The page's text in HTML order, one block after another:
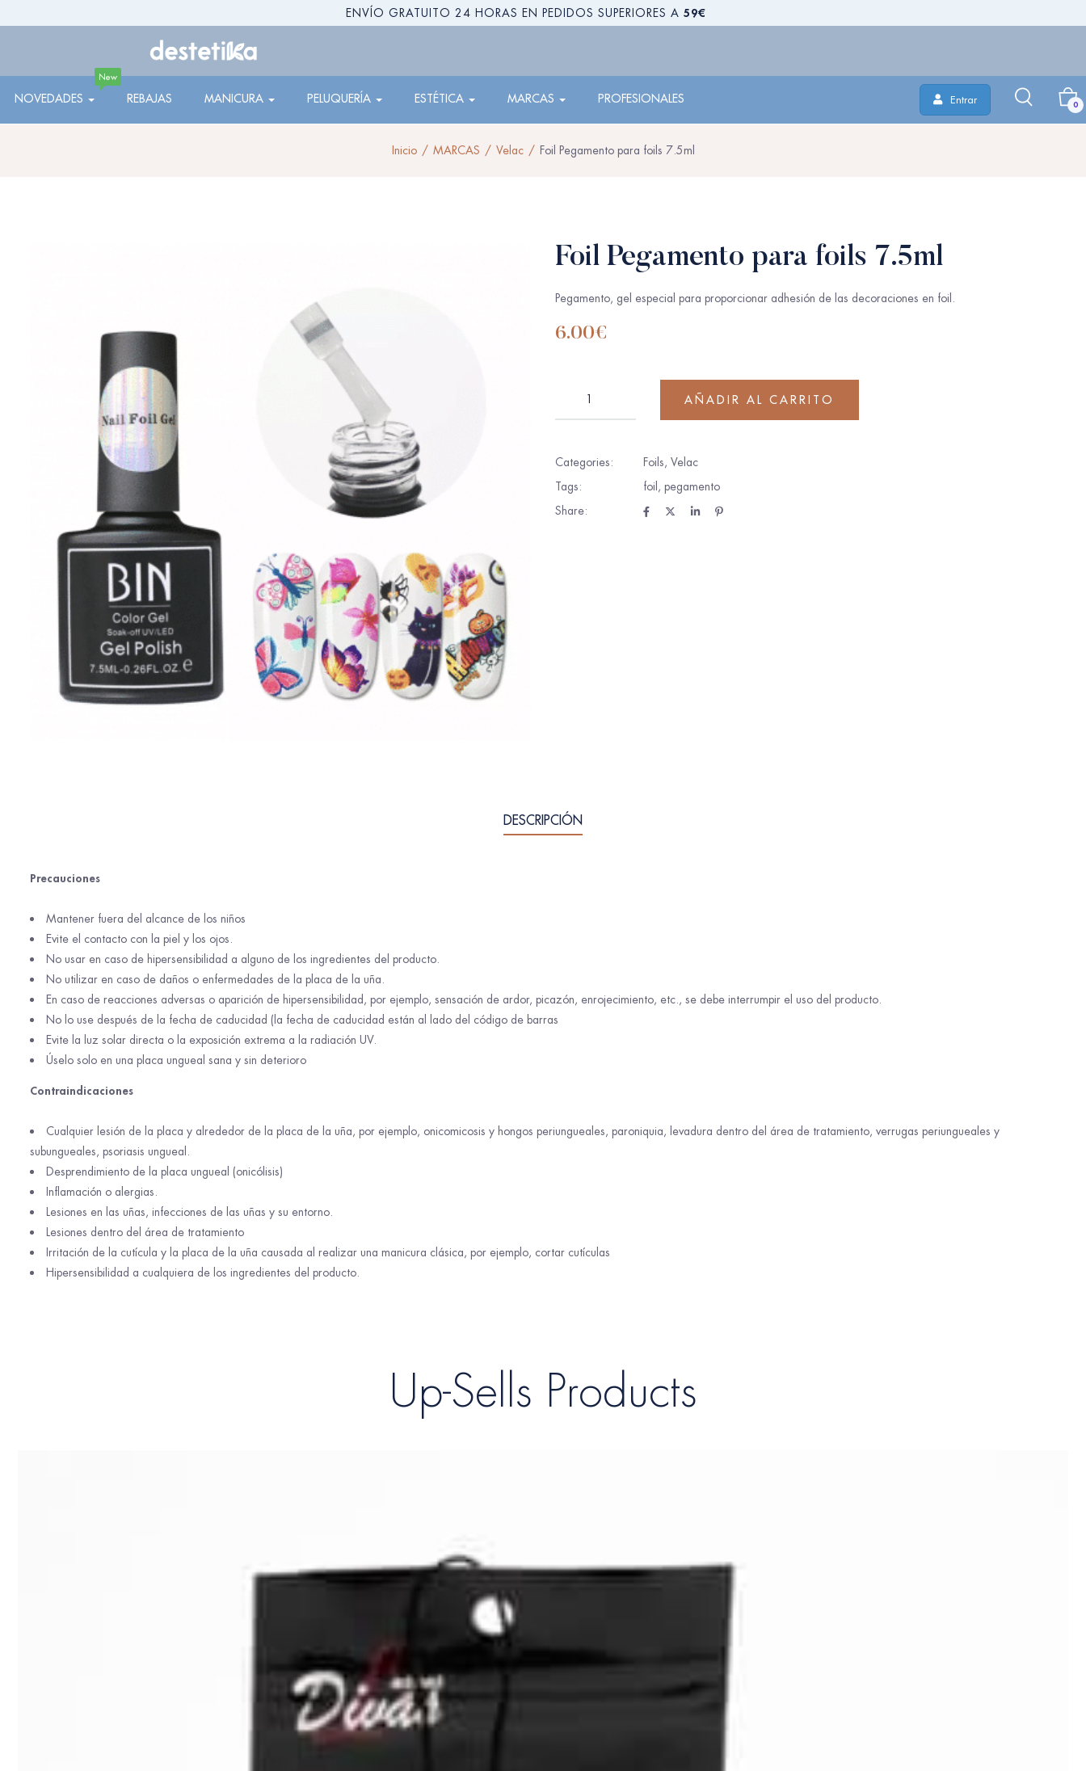
ENVÍO GRATUITO 24 HORAS EN PEDIDOS SUPERIORES A 59€
NOVEDADES
New
REBAJAS MANICURA PELUQUERÍA ESTÉTICA MARCAS PROFESIONALES Entrar 0
Inicio MARCAS Velac Foil Pegamento para foils 7.5ml
Foil Pegamento para foils 7.5ml
Pegamento, gel especial para proporcionar adhesión de las decoraciones en foil.
6.00€
AÑADIR AL CARRITO
Categories: Foils, Velac
Tags:
foil , pegamento
Share:
DESCRIPCIÓN
Precauciones
Mantener fuera del alcance de los niños
Evite el contacto con la piel y los ojos.
No usar en caso de hipersensibilidad a alguno de los ingredientes del producto.
No utilizar en caso de daños o enfermedades de la placa de la uña.
En caso de reacciones adversas o aparición de hipersensibilidad, por ejemplo, sensación de ardor, picazón, enrojecimiento, etc., se debe interrumpir el uso del producto.
No lo use después de la fecha de caducidad (la fecha de caducidad están al lado del código de barras
Evite la luz solar directa o la exposición extrema a la radiación UV.
Úselo solo en una placa ungueal sana y sin deterioro
Contraindicaciones
Cualquier lesión de la placa y alrededor de la placa de la uña, por ejemplo, onicomicosis y hongos periungueales, paroniquia, levadura dentro del área de tratamiento, verrugas periungueales y
subungueales, psoriasis ungueal.
Desprendimiento de la placa ungueal (onicólisis)
Inflamación o alergias.
Lesiones en las uñas, infecciones de las uñas y su entorno.
Lesiones dentro del área de tratamiento
Irritación de la cutícula y la placa de la uña causada al realizar una manicura clásica, por ejemplo, cortar cutículas
Hipersensibilidad a cualquiera de los ingredientes del producto.
Up-Sells Products